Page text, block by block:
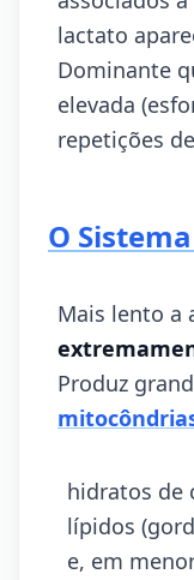
lactato
Dominante
elevada
repetições
O
Mais lento a
Produz
hidratos de
lípidos
e, em